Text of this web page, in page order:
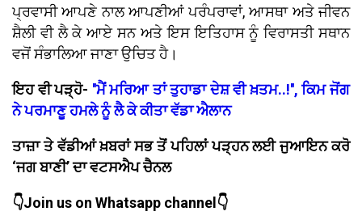
ਪ੍ਰਵਾਸੀ ਆਪਣੇ ਨਾਲ ਆਪਣੀਆਂ ਪਰੰਪਰਾਵਾਂ, ਆਸਥਾ ਅਤੇ ਜੀਵਨ
ਸ਼ੈਲੀ ਵੀ ਲੈ ਕੇ ਆਏ ਸਨ ਅਤੇ ਇਸ ਇਤਿਹਾਸ ਨੂੰ ਵਿਰਾਸਤੀ ਸਥਾਨ
ਵਜੋਂ ਸੰਭਾਲਿਆ ਜਾਣਾ ਉਚਿਤ ਹੈ।
ਇਹ ਵੀ ਪੜ੍ਹੋ- ''ਮੈਂ ਮਰਿਆ ਤਾਂ ਤੁਹਾਡਾ ਦੇਸ਼ ਵੀ ਖ਼ਤਮ..!'', ਕਿਮ ਜੋਂਗ
ਨੇ ਪਰਮਾਣੂ ਹਮਲੇ ਨੂੰ ਲੈ ਕੇ ਕੀਤਾ ਵੱਡਾ ਐਲਾਨ
ਤਾਜ਼ਾ ਤੇ ਵੱਡੀਆਂ ਖ਼ਬਰਾਂ ਸਭ ਤੋਂ ਪਹਿਲਾਂ ਪੜ੍ਹਨ ਲਈ ਜੁਆਇਨ ਕਰੋ
‘ਜਗ ਬਾਣੀ’ ਦਾ ਵਟਸਐਪ ਚੈਨਲ
👇Join us on Whatsapp channel👇